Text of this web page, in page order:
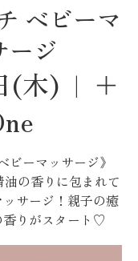
ベビーマ
ージ
(木)
  |
＋
ビーマッサージ》
の香りに包まれて
サージ！親子の癒
香りがスタート♡